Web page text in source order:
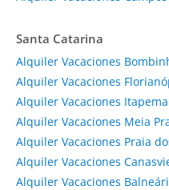
Santa Catarina
Alquiler Vacaciones
Alquiler Vacaciones
Alquiler Vacaciones Itapema
Alquiler Vacaciones Meia
Alquiler Vacaciones Praia
Alquiler Vacaciones
Alquiler Vacaciones